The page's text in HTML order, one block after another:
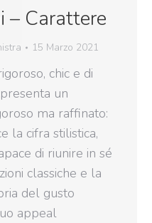
– Carattere
15 Marzo 2021
chic e di
un
ma raffinato:
la cifra stilistica,
di riunire in sé
classiche e la
del gusto
appeal